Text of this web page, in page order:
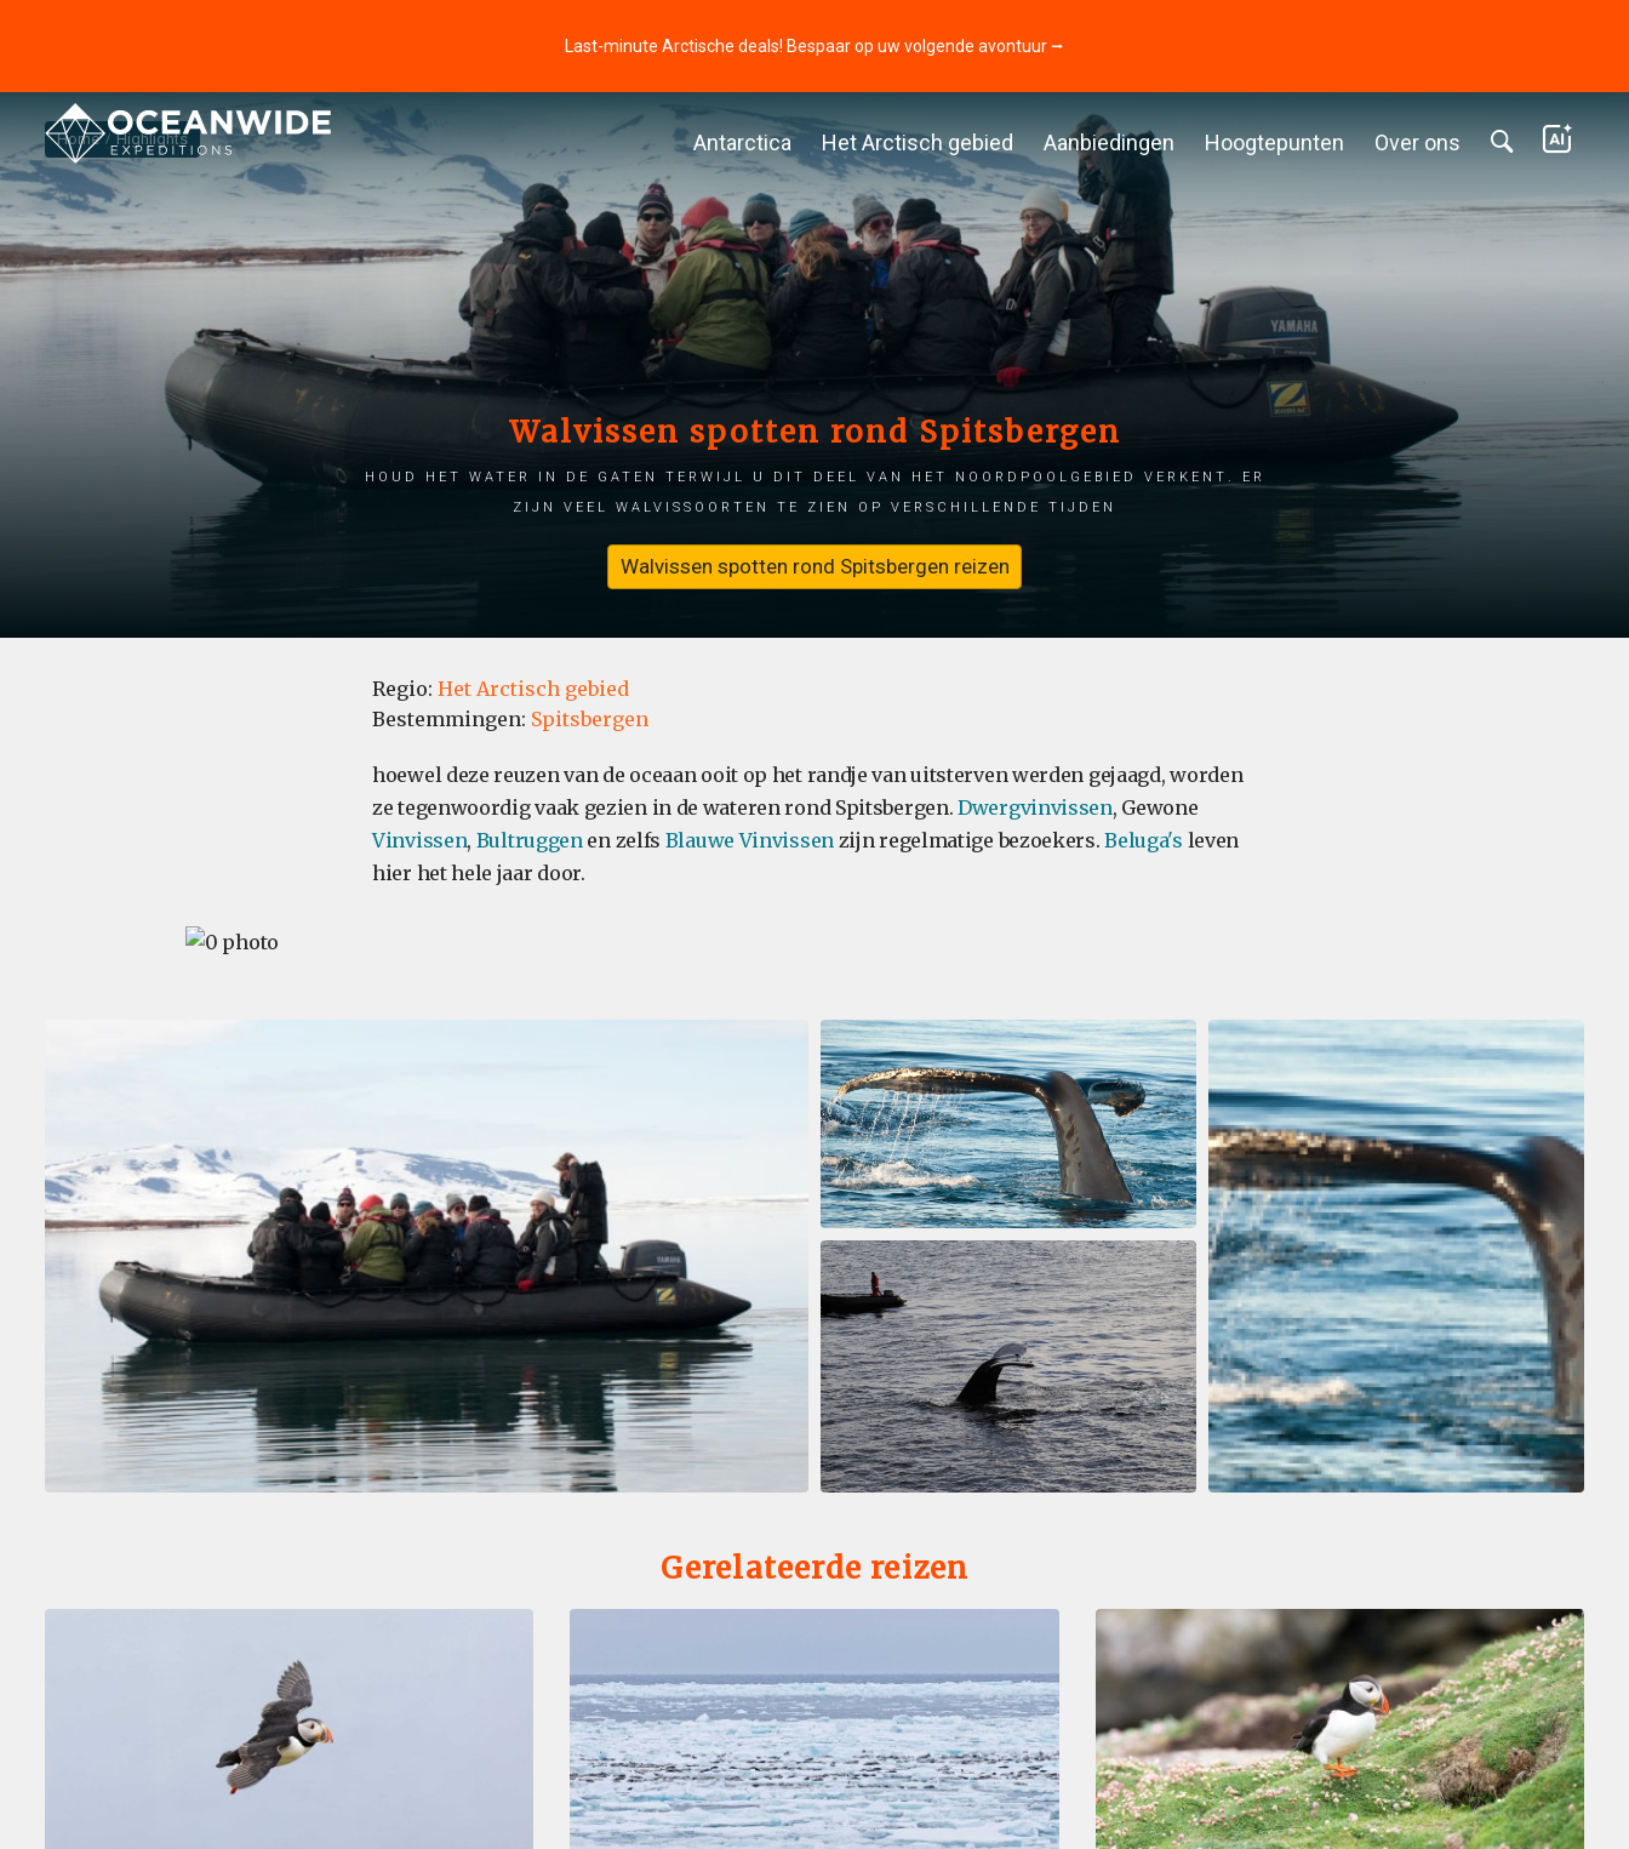
Last-minute Arctische deals! Bespaar op uw volgende avontuur ⭢
Antarctica Het Arctisch gebied Aanbiedingen Hoogtepunten Over ons
Home Highlights
Walvissen spotten rond Spitsbergen
Houd het water in de gaten terwijl u dit deel van het noordpoolgebied verkent. Er
zijn veel walvissoorten te zien op verschillende tijden
Walvissen spotten rond Spitsbergen reizen
Regio: Het Arctisch gebied
Bestemmingen: Spitsbergen
hoewel deze reuzen van de oceaan ooit op het randje van uitsterven werden gejaagd, worden
ze tegenwoordig vaak gezien in de wateren rond Spitsbergen.Dwergvinvissen, Gewone
Vinvissen, Bultruggenen zelfs Blauwe Vinvissenzijn regelmatige bezoekers.Beluga's leven
hier het hele jaar door.
Gerelateerde reizen